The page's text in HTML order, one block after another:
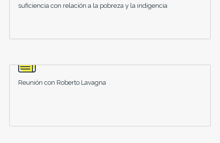
suficiencia con relación a la pobreza y la indigencia
Reunión con Roberto Lavagna